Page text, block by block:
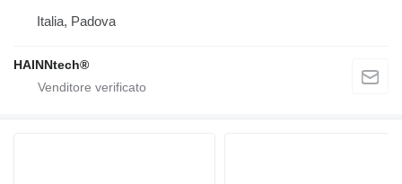
Italia, Padova
HAINNtech®